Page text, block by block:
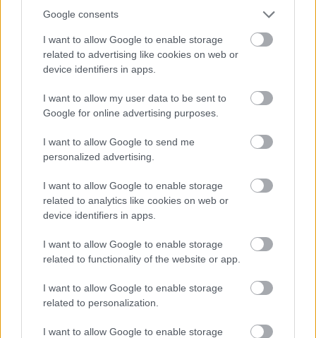
Google consents
I want to allow Google to enable storage
related to advertising like cookies on web or
device identifiers in apps.
I want to allow my user data to be sent to
Google for online advertising purposes.
I want to allow Google to send me
personalized advertising.
I want to allow Google to enable storage
related to analytics like cookies on web or
device identifiers in apps.
I want to allow Google to enable storage
related to functionality of the website or app.
I want to allow Google to enable storage
related to personalization.
I want to allow Google to enable storage
könyvtárnak még nem volt önálló épülete,…
Évfordulók a jövő héten (július 16 -